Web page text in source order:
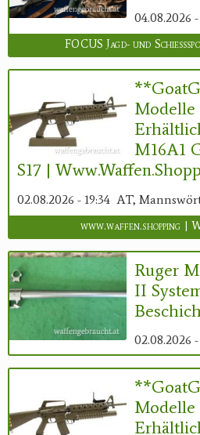
04.08.2026 -
FOCUS Jagd- und
Modelle
M16A1
S17 |
02.08.2026 - 19:34 AT,
www.waffen.shopping |
Ruger
II
02.08.2026 -
Modelle